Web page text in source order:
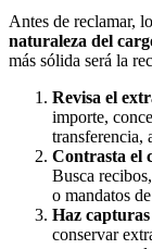
Antes de reclamar,
naturaleza del
más sólida será la
Revisa el
importe,
transferencia,
Contrasta el
Busca
o mandatos
Haz
conservar